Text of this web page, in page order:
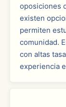
oposiciones
existen
permiten
comunidad.
con altas
experiencia